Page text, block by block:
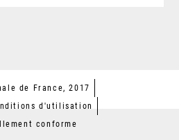
de France, 2017
d'utilisation
conforme